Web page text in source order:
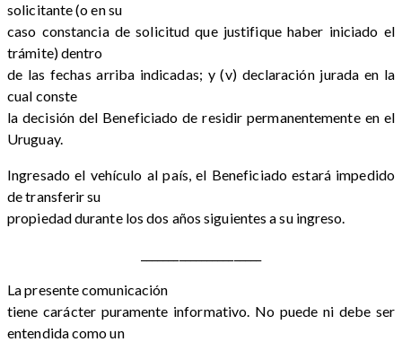
solicitante (o en su
caso constancia de solicitud que justifique haber iniciado el
trámite) dentro
de las fechas arriba indicadas; y (v) declaración jurada en la
cual conste
la decisión del Beneficiado de residir permanentemente en el
Uruguay.
Ingresado el vehículo al país, el Beneficiado estará impedido
de transferir su
propiedad durante los dos años siguientes a su ingreso.
La presente comunicación
tiene carácter puramente informativo. No puede ni debe ser
entendida como un